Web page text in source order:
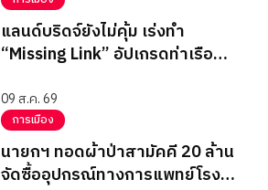
แลนด์บริดจ์ยังไม่คุ้ม เร่งทำ
“Missing Link” อัปเกรดท่าเรือ
09 ส.ค. 69
การเมือง
นายกฯ ทอดผ้าป่าสามัคคี 20 ล้าน
จัดซื้ออุปกรณ์ทางการแพทย์โรง